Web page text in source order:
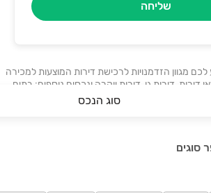
סוג הנכס
סוגים
שליחה
לכם מגוון הזדמנויות לרכישת דירות המוצעות למכירה
דירות גן, דירות יוקרה ונכסים נוספים: בתים,
ועוד. דירות למכירה בתל אביב, דירות למכירה בחיפה,